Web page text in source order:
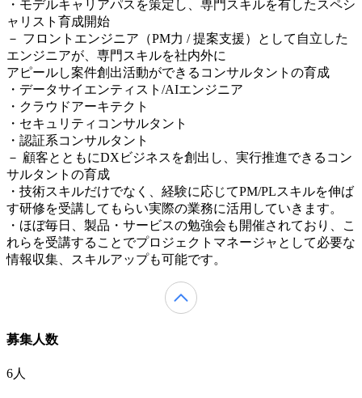
・モデルキャリアパスを策定し、専門スキルを有したスペシ
ャリスト育成開始
－ フロントエンジニア（PM力 / 提案支援）として自立した
エンジニアが、専門スキルを社内外に
アピールし案件創出活動ができるコンサルタントの育成
・データサイエンティスト/AIエンジニア
・クラウドアーキテクト
・セキュリティコンサルタント
・認証系コンサルタント
－ 顧客とともにDXビジネスを創出し、実行推進できるコン
サルタントの育成
・技術スキルだけでなく、経験に応じてPM/PLスキルを伸ば
す研修を受講してもらい実際の業務に活用していきます。
・ほぼ毎日、製品・サービスの勉強会も開催されており、こ
れらを受講することでプロジェクトマネージャとして必要な
情報収集、スキルアップも可能です。
募集人数
6人